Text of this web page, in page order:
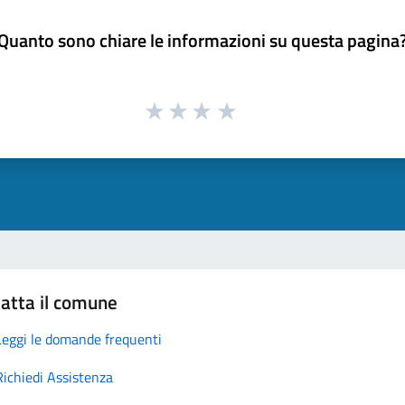
sono chiare le informazioni su questa
il comune
le domande frequenti
Assistenza